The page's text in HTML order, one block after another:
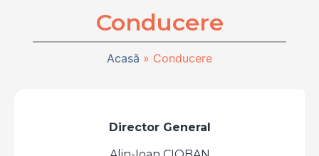
Conducere
Acasă » Conducere
Director General